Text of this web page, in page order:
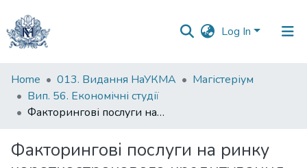
Log In
Communities
&
Collections
Home 013. Видання НаУКМА
Магістеріум
Вип. 56. Економічні студії
Факторингові послуги на ринку короткострокового кредитування України
Факторингові послуги на ринку